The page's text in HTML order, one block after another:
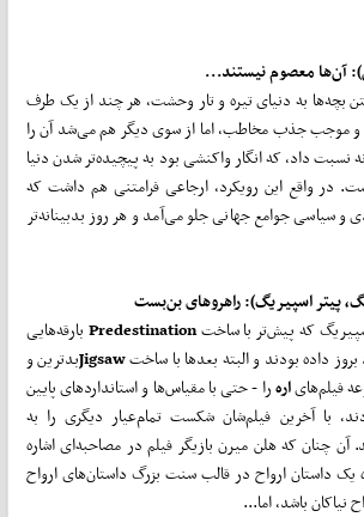
آن‌ها معصوم نیستند...
بچه‌ها به دنیای تیره و تار وحشت، هر چند از یک طرف
و موجب جذب مخاطب، اما از سوی دیگر هم می‌شد آن را
داد، که انگار واکنشی بود به پیچیده‌تر شدن دنیا
در واقع این رویکرد، ارجاعی فرامتنی هم داشت که
و سیاسی جوامع جهانی جلو می‌آمد و هر روز بدبینانه‌تر
پیتر اسپیریگ): راهروهای بن‌بست
که پیش‌تر با ساختPredestinationبارقه‌هایی
داده بودند و البته بعدها با ساختJigsawبدترین و
فیلم‌هایارهرا - حتی با مقیاس‌ها و استانداردهای پایین
با آخرین فیلم‌شان شکست تمام‌عیار دیگری را به
آن چنان که هلن میرن بازیگر فیلم در مصاحبه‌ای اشاره
یک داستان ارواح در قالب سنت‌ بزرگ داستان‌های ارواح
نیاکان باشد، اما...